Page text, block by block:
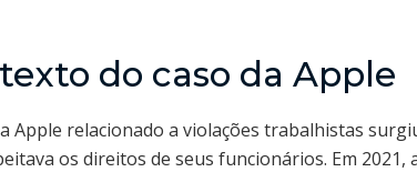
do caso da Apple
Apple relacionado a violações trabalhistas
os direitos de seus funcionários. Em